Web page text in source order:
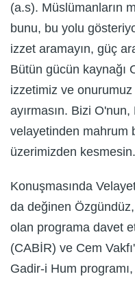
(a.s). Müslümanların
bunu, bu yolu
izzet aramayın, güç
Bütün gücün kaynağı
izzetimiz ve
ayırmasın. Bizi
velayetinden mahrum
üzerimizden kesmesin.
Konuşmasında
da değinen
olan programa davet
(CABİR) ve Cem
Gadir-i Hum